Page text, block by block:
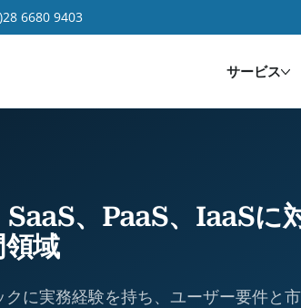
6680 9403
サービス
、PaaS、IaaSに
領域
クに実務経験を持ち、ユーザー要件と市